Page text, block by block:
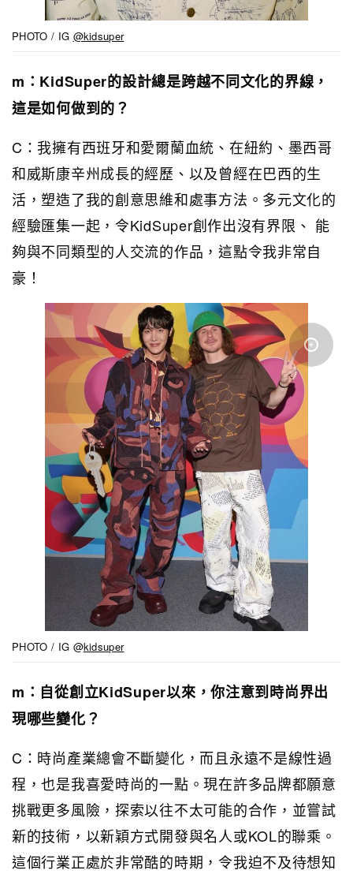
PHOTO / IG @kidsuper
m：KidSuper的設計總是跨越不同文化的界線，
這是如何做到的？
C：我擁有西班牙和愛爾蘭血統、在紐約、墨西哥
和威斯康辛州成長的經歷、以及曾經在巴西的生
活，塑造了我的創意思維和處事方法。多元文化的
經驗匯集一起，令KidSuper創作出沒有界限、 能
夠與不同類型的人交流的作品，這點令我非常自
豪！
PHOTO / IG @kidsuper
m：自從創立KidSuper以來，你注意到時尚界出
現哪些變化？
C：時尚產業總會不斷變化，而且永遠不是線性過
程，也是我喜愛時尚的一點。現在許多品牌都願意
挑戰更多風險，探索以往不太可能的合作，並嘗試
新的技術，以新穎方式開發與名人或KOL的聯乘。
這個行業正處於非常酷的時期，令我迫不及待想知